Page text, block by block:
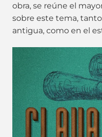
obra, se reúne el
sobre este tema,
antigua, como en el